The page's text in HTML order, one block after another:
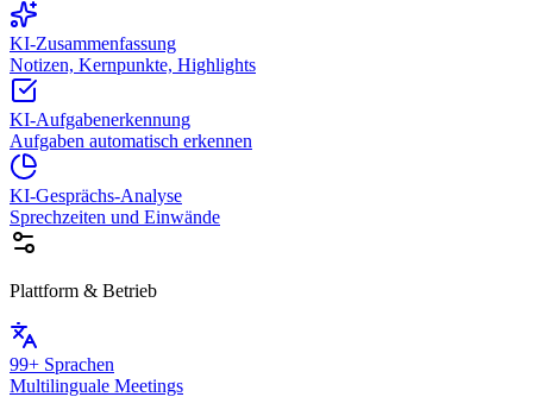
KI-Zusammenfassung
Notizen, Kernpunkte, Highlights
KI-Aufgabenerkennung
Aufgaben automatisch erkennen
KI-Gesprächs-Analyse
Sprechzeiten und Einwände
Plattform & Betrieb
99+ Sprachen
Multilinguale Meetings